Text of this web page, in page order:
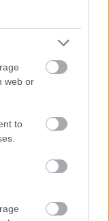
web or
to
A
régió és az